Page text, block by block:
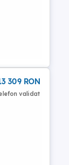
309 RON
validat